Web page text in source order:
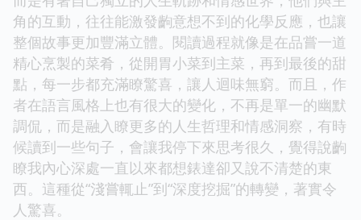
角的互動，往往能激發齣意想不到的化學反應，也讓
整個故事更加豐滿立體。閱讀過程就像是在品嘗一道
精心烹製的菜肴，從開胃小菜到主菜，再到最後的甜
點，每一步都充滿瞭驚喜，讓人迴味無窮。而且，作
者在語言風格上也有很大的變化，不再是單一的幽默
調侃，而是融入瞭更多的人生哲理和情感洞察，有時
候讀到一些句子，會讓我停下來思考很久，覺得說齣
瞭我內心深處一直以來都想錶達卻又說不清楚的東
西。這種從“淺嘗輒止”到“深度挖掘”的轉變，著實令
人驚喜。